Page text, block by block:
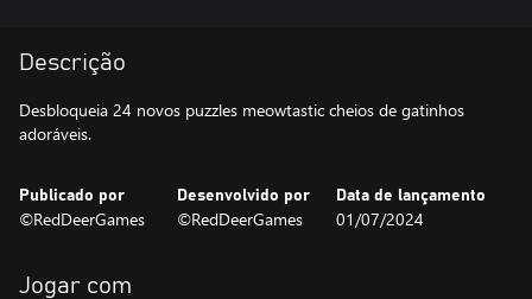
Descrição
Desbloqueia 24 novos puzzles meowtastic cheios de gatinhos
adoráveis.
Publicado por
©RedDeerGames
Desenvolvido por
©RedDeerGames
Data de lançamento
01/07/2024
Jogar com